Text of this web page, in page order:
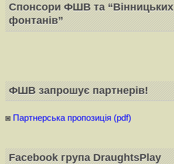
Спонсори ФШВ та “Вінницьких
фонтанів”
ФШВ запрошує партнерiв!
◙ Партнерська пропозиція (pdf)
Facebook група DraughtsPlay